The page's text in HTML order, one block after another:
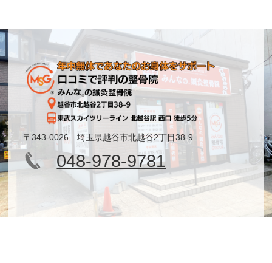
〒343-0026 埼玉県越谷市北越谷2丁目38-9
048-978-9781